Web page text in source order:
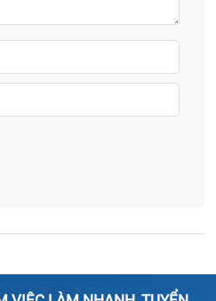
HIỆU QUẢ
tin liên hệ